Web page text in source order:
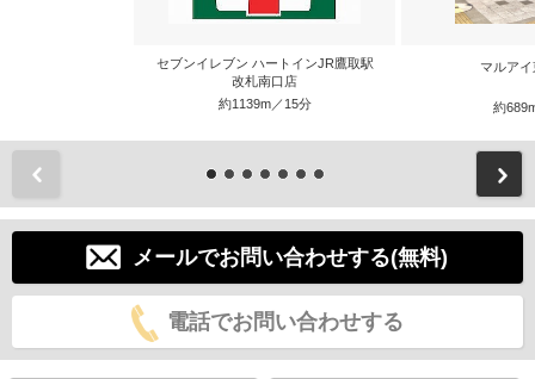
セブンイレブン ハートインJR鷹取駅
改札南口店
約1139m／15分
マルア
約
メールでお問い合わせする(無料)
電話でお問い合わせする